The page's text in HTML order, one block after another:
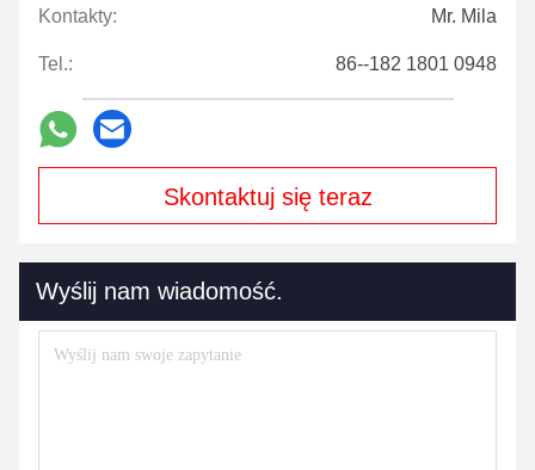
Kontakty: Mr. Mila
Tel.: 86--182 1801 0948
Skontaktuj się teraz
Wyślij nam wiadomość.